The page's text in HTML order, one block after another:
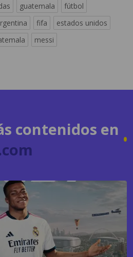
guatemala
fútbol
fifa
estados unidos
messi
contenidos en